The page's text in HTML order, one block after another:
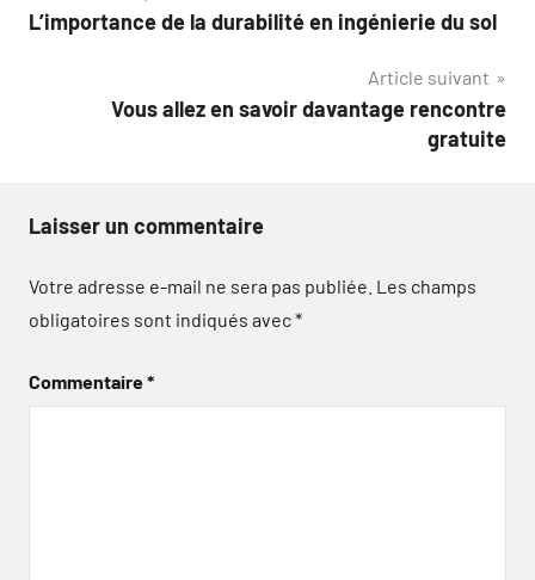
de
L’importance de la durabilité en ingénierie du sol
Article suivant
Vous allez en savoir davantage rencontre
gratuite
Laisser un commentaire
Votre adresse e-mail ne sera pas publiée. Les champs
obligatoires sont indiqués avec*
Commentaire*